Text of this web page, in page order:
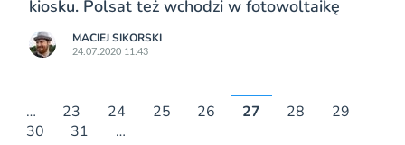
kiosku. Polsat też wchodzi w fotowoltaikę
MACIEJ SIKORSKI
24.07.2020 11:43
… 23 24 25 26 27 28
29
30
31 …